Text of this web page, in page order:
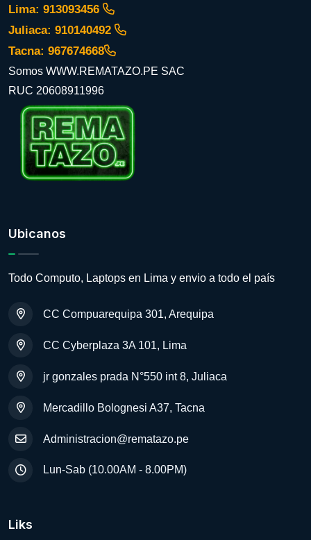
Lima: 913093456
Juliaca: 910140492
Tacna: 967674668
Somos WWW.REMATAZO.PE SAC
RUC 20608911996
Ubicanos
Todo Computo, Laptops en Lima y envio a todo el país
CC Compuarequipa 301, Arequipa
CC Cyberplaza 3A 101, Lima
jr gonzales prada N°550 int 8, Juliaca
Mercadillo Bolognesi A37, Tacna
Administracion@rematazo.pe
Lun-Sab (10.00AM - 8.00PM)
Liks